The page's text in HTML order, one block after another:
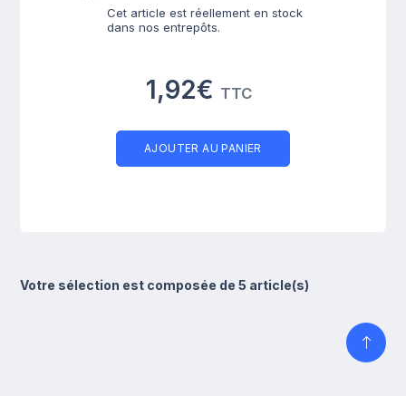
Cet article est réellement en stock
dans nos entrepôts.
1,92€ TTC
AJOUTER AU PANIER
Votre sélection est composée de 5 article(s)